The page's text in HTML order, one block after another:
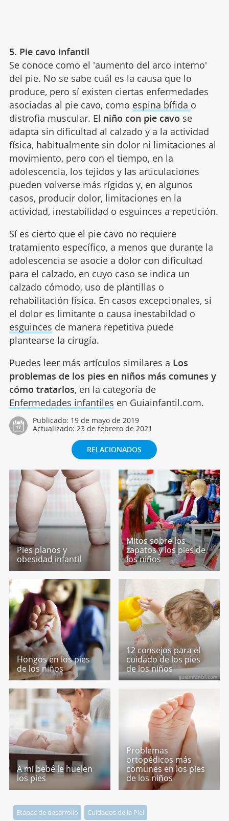
5. Pie cavo infantil
Se conoce como el 'aumento del arco interno'
del pie. No se sabe cuál es la causa que lo
produce, pero sí existen ciertas enfermedades
asociadas al pie cavo, como espina bífida o
distrofia muscular. El niño con pie cavo se
adapta sin dificultad al calzado y a la actividad
física, habitualmente sin dolor ni limitaciones al
movimiento, pero con el tiempo, en la
adolescencia, los tejidos y las articulaciones
pueden volverse más rígidos y, en algunos
casos, producir dolor, limitaciones en la
actividad, inestabilidad o esguinces a repetición.
Sí es cierto que el pie cavo no requiere
tratamiento específico, a menos que durante la
adolescencia se asocie a dolor con dificultad
para el calzado, en cuyo caso se indica un
calzado cómodo, uso de plantillas o
rehabilitación física. En casos excepcionales, si
el dolor es limitante o causa inestabildad o
esguinces de manera repetitiva puede
plantearse la cirugía.
Puedes leer más artículos similares a Los
problemas de los pies en niños más comunes y
cómo tratarlos, en la categoría de
Enfermedades infantiles en Guiainfantil.com.
Publicado: 19 de mayo de 2019
Actualizado: 23 de febrero de 2021
RELACIONADOS
Pies planos y
obesidad infantil
Mitos sobre los
zapatos y los pies de
los niños
Hongos en los pies
de los niños
12 consejos para el
cuidado de los pies
de los niños
A mi bebé le huelen
los pies
Problemas
ortopédicos más
comunes en los pies
de los niños
Etapas de desarrollo
Cuidados de la Piel